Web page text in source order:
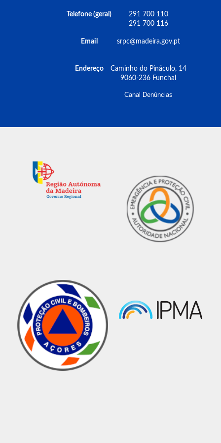
abnegação, com sentido de missão e de corpo,
nossa floresta contra incêndios.
Bombeiros da Madeira equipados com
adquiriu 15 Emergency Plugs para distribuir a
todos os Corpos de Bombeiros da RAM num
investimento de 15 mil euros. Os veículos das
Equipas Médicas de Intervenção Rápida
também passam a ter esta ferramenta essencial.
Esta medida tem por finalidade reforçar a
capacidade de resposta do Sistema Integrado
de Operações de Proteção e Socorro em
território regional, nas ilhas da Madeira e do
Porto Santo.
Trata-se de um dispositivo de segurança que
imobiliza o veículo, evitando que o mesmo se
movimente ou volte a ligar enquanto decorrem
as manobras de intervenção das equipas de
socorro, conferindo a necessária segurança
durante a intervenção.
Com o intuito de preparar os bombeiros para as
Telefone (geral)
Email
Endereço
291 700 110
291 700 116
srpc@madeira.gov.pt
Caminho do Pináculo, 14
9060-236 Funchal
Canal Denúncias